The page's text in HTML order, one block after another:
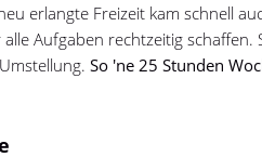
erlangte Freizeit kam schnell
Aufgaben rechtzeitig schaffen.
So 'ne 25 Stunden